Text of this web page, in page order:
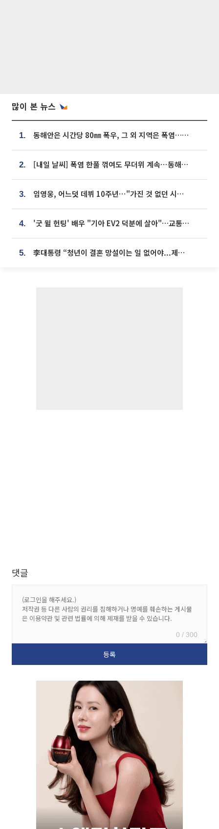
많이 본 뉴스
1. 동해안은 시간당 80㎜ 폭우, 그 외 지역은 폭염…‘극과 극 날씨’
2. [내일 날씨] 폭염 한풀 꺾여도 무더위 계속⋯동해안 이틀 연속 비
3. 임영웅, 어느덧 데뷔 10주년⋯"가진 것 없던 시절, 내 앞엔 20명의 팬뿐"
4. '굿 윌 헌팅' 배우 "기아 EV2 덕분에 살아"…교통사고 후 안전성 극찬
5. 李대통령 “청년이 결혼 망설이는 일 없어야...제도상 불이익 조사”
댓글
0 / 300